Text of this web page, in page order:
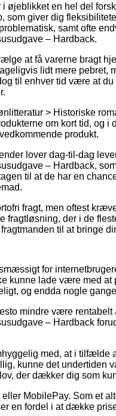
øjeblikket en hel del
som giver dig
samt ofte
– Hardback.
at få varerne bragt
lidt mere
til enhver tid være at
> Historiske
om kort tid, og
produkt.
lover dag-til-dag
– Hardback,
til at de har en
fragt, men oftest
fragtløsning, der i de
til at bringe
for
kunne lade være med
og endda nogle
mindre være
– Hardback
med, at i tilfælde
kunne det undertiden
der dækker dig som
MobilePay. Som et
en fordel i at dække